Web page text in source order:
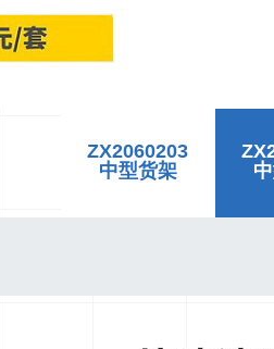
ZX2060203
中型货架